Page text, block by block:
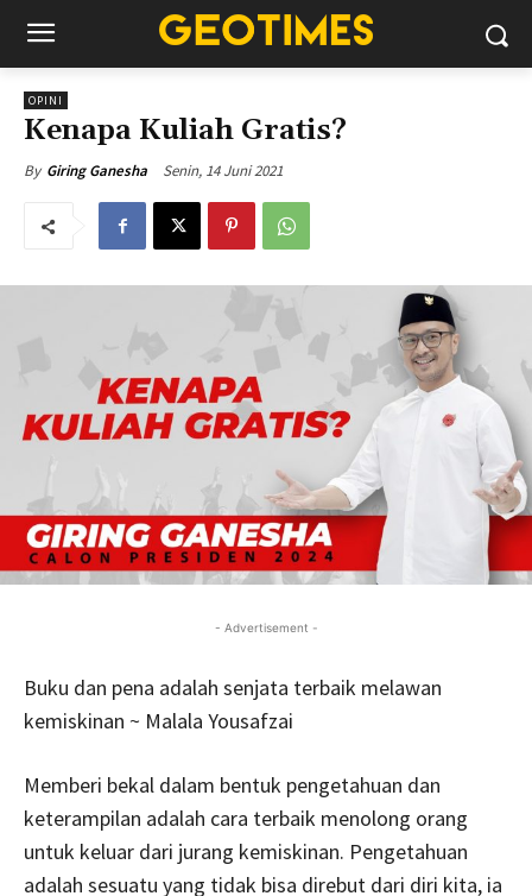
OPINI
Kenapa Kuliah Gratis?
By Giring Ganesha Senin, 14 Juni 2021
- Advertisement -
Buku dan pena adalah senjata terbaik melawan
kemiskinan ~ Malala Yousafzai
Memberi bekal dalam bentuk pengetahuan dan
keterampilan adalah cara terbaik menolong orang
untuk keluar dari jurang kemiskinan. Pengetahuan
adalah sesuatu yang tidak bisa direbut dari diri kita, ia